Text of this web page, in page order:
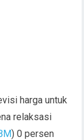
harga untuk
relaksasi
) 0 persen